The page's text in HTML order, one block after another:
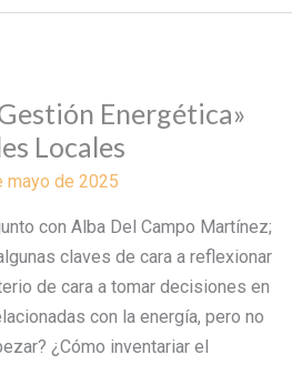
Energética»
Locales
mayo de 2025
con Alba Del Campo Martínez;
claves de cara a reflexionar
de cara a tomar decisiones en
con la energía, pero no
¿Cómo inventariar el